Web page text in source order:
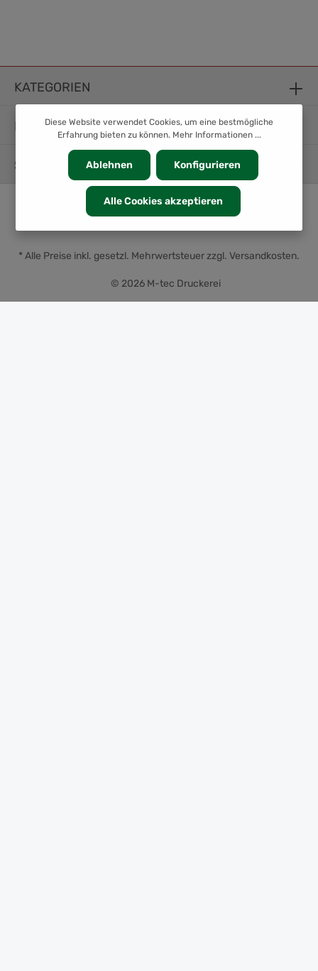
KATEGORIEN
INFORMATION
SERVICE
© 2026 M-tec Druckerei
* Alle Preise inkl. gesetzl. Mehrwertsteuer zzgl. Versandkosten.
Diese Website verwendet Cookies, um eine bestmögliche
Erfahrung bieten zu können. Mehr Informationen ...
Ablehnen Konfigurieren
Alle Cookies akzeptieren